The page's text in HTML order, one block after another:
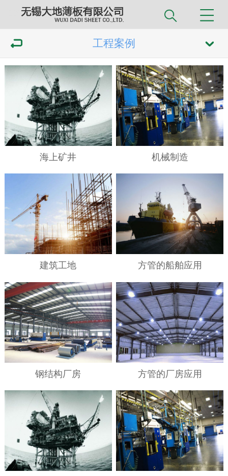
工程案例
海上矿井 机械制造
建筑工地 方管的船舶应用
钢结构厂房 方管的厂房应用